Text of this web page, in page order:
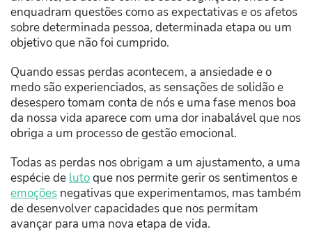
enquadram questões como as expectativas e os afetos
sobre determinada pessoa, determinada etapa ou um
objetivo que não foi cumprido.
Quando essas perdas acontecem, a ansiedade e o
medo são experienciados, as sensações de solidão e
desespero tomam conta de nós e uma fase menos boa
da nossa vida aparece com uma dor inabalável que nos
obriga a um processo de gestão emocional.
Todas as perdas nos obrigam a um ajustamento, a uma
espécie de lutoque nos permite gerir os sentimentos e
emoções negativas que experimentamos, mas também
de desenvolver capacidades que nos permitam
avançar para uma nova etapa de vida.